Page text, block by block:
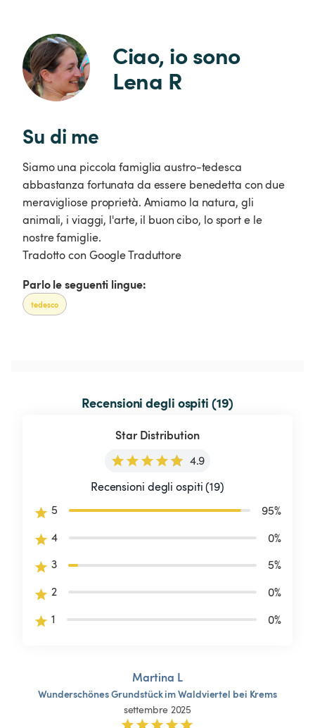
Ciao, io sono
Lena R
Su di me
Siamo una piccola famiglia austro-tedesca
abbastanza fortunata da essere benedetta con due
meravigliose proprietà. Amiamo la natura, gli
animali, i viaggi, l'arte, il buon cibo, lo sport e le
nostre famiglie.
Tradotto con Google Traduttore
Parlo le seguenti lingue:
tedesco
Recensioni degli ospiti (19)
Star Distribution
4.9
Recensioni degli ospiti (19)
5
95%
4
0%
3
5%
2
0%
1
0%
Martina L
WunderschönesGrundstückimWaldviertel bei Krems
settembre 2025